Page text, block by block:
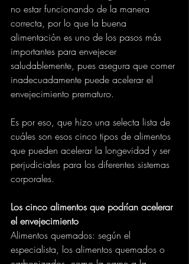
no estar funcionando de la manera
correcta, por lo que la buena
alimentación es uno de los pasos más
importantes para envejecer
saludablemente, pues asegura que comer
inadecuadamente puede acelerar el
envejecimiento prematuro.
Es por eso, que hizo una selecta lista de
cuáles son esos cinco tipos de alimentos
que pueden acelerar la longevidad y ser
perjudiciales para los diferentes sistemas
corporales.
Los cinco alimentos que podrían acelerar
el envejecimiento
Alimentos quemados: según el
especialista, los alimentos quemados o